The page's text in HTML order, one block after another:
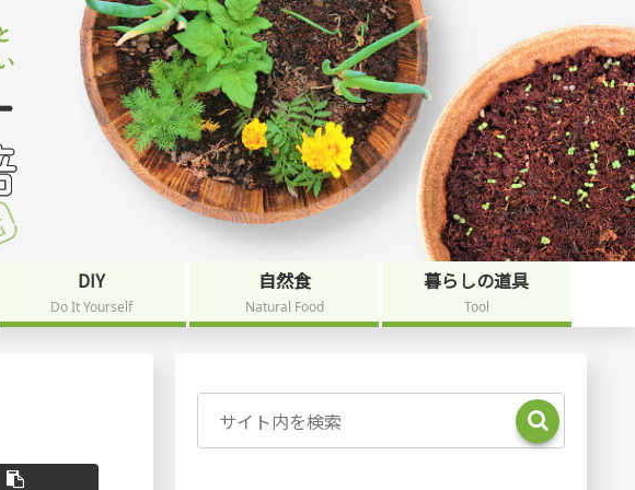
DIY
Do It Yourself
自然食
Natural Food
暮らしの道具
Tool